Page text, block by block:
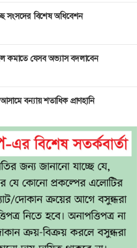
সংসদের বিশেষ অধিবেশন
কমাতে যেসব অভ্যাস বদলাবেন
বন্যায় শতাধিক প্রাণহানি